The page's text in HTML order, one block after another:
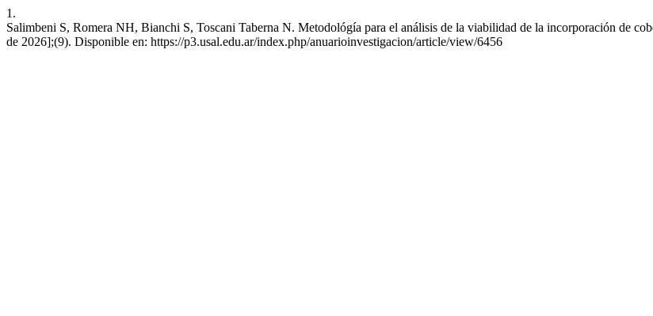
1.
Salimbeni S, Romera NH, Bianchi S, Toscani Taberna N. Metodológía para el análisis de la viabilidad de la incorporación de
de 2026];(9). Disponible en: https://p3.usal.edu.ar/index.php/anuarioinvestigacion/article/view/6456